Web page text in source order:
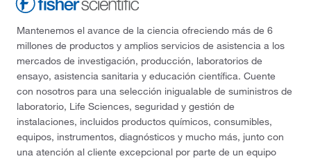
Mantenemos el avance de la ciencia ofreciendo más de 6
millones de productos y amplios servicios de asistencia a los
mercados de investigación, producción, laboratorios de
ensayo, asistencia sanitaria y educación científica. Cuente
con nosotros para una selección inigualable de suministros de
laboratorio, Life Sciences, seguridad y gestión de
instalaciones, incluidos productos químicos, consumibles,
equipos, instrumentos, diagnósticos y mucho más, junto con
una atención al cliente excepcional por parte de un equipo